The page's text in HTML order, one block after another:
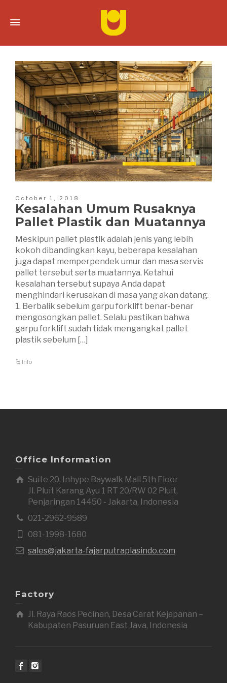
October 1, 2018
Kesalahan Umum Rusaknya
Pallet Plastik dan Muatannya
Meskipun pallet plastik adalah jenis yang lebih
kokoh dibandingkan kayu, beberapa kesalahan
juga dapat memperpendek umur dan masa servis
pallet tersebut serta muatannya. Ketahui
kesalahan tersebut supaya Anda dapat
menghindari kerusakan di masa yang akan datang.
1. Berbalik sebelum garpu forklift benar-benar
mengosongkan pallet. Selalu pastikan bahwa
garpu forklift sudah tidak mengangkat pallet
plastik sebelum […]
Info
Office Information
Suite 20, Inhype Baywalk Mall 5th Floor
Jl. Pluit Karang Ayu 1 RT 20/RW 02 Pluit,
Penjaringan 14450 - Jakarta, Indonesia
021-2962-9589
081-1998-1680
sales@jakarta-fajarputraplasindo.com
Factory
Jl. Raya Raos Pecinan, Desa Carat Kejapanan –
Kabupaten Pasuruan East Java, Indonesia